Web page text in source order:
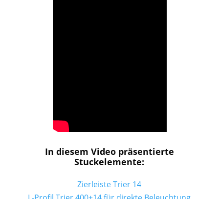
In diesem Video präsentierte
Stuckelemente:
Zierleiste Trier 14